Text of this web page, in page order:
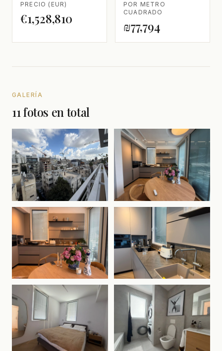
PRECIO (EUR)
€1,528,810
POR METRO
CUADRADO
₪77,794
GALERÍA
11 fotos en total